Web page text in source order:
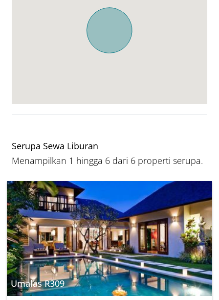
Serupa Sewa Liburan
Menampilkan 1 hingga 6 dari 6 properti serupa.
Umalas R309